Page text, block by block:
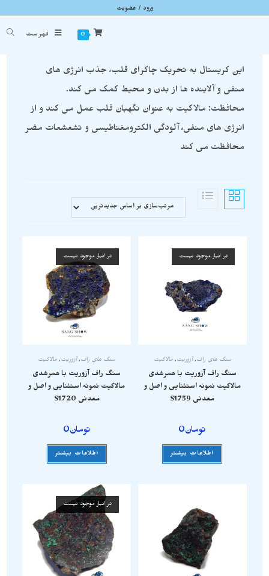
ورود / عضویت
0 فهرست مالاکیت
این کریستال به تحریک چاکرای قلب، جذب انرژی های
منفی و آلاینده ها از بدن و محیط کمک می کند.
محافظت: مالاکیت به عنوان نگهبان قلب عمل می کند و از
انرژی های منفی، آلودگی الکترومغناطیسی و تشعشعات مضر
محافظت می کند
در انبار موجود نیست
سنگ های راف,آزوریت,مالاکیت
سنگ راف آزوریت با همرشدی
مالاکیت نمونه استثنایی و اصل و
معدنی S1759
تومان0
اطلاعات بیشتر
در انبار موجود نیست
سنگ های راف,آزوریت, مالاکیت
سنگ راف آزوریت با همرشدی
مالاکیت نمونه استثنایی و اصل و
معدنی S1720
تومان0
اطلاعات بیشتر
در انبار موجود نیست